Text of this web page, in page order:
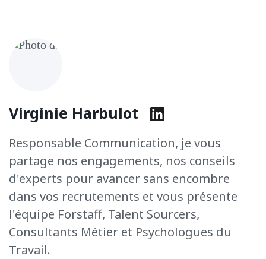
Virginie Harbulot
Responsable Communication, je vous
partage nos engagements, nos conseils
d'experts pour avancer sans encombre
dans vos recrutements et vous présente
l'équipe Forstaff, Talent Sourcers,
Consultants Métier et Psychologues du
Travail.